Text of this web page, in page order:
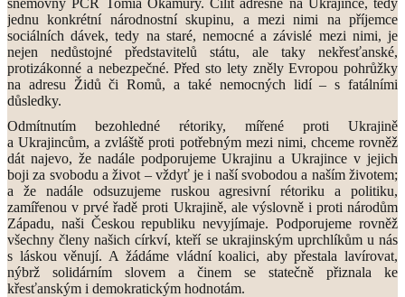
jednu konkrétní národnostní skupinu, a mezi nimi na příjemce
sociálních dávek, tedy na staré, nemocné a závislé mezi nimi, je
nejen nedůstojné představitelů státu, ale taky nekřesťanské,
protizákonné a nebezpečné. Před sto lety zněly Evropou pohrůžky
na adresu Židů či Romů, a také nemocných lidí – s fatálními
důsledky.
Odmítnutím bezohledné rétoriky, mířené proti Ukrajině
a Ukrajincům, a zvláště proti potřebným mezi nimi, chceme rovněž
dát najevo, že nadále podporujeme Ukrajinu a Ukrajince v jejich
boji za svobodu a život – vždyť je i naší svobodou a naším životem;
a že nadále odsuzujeme ruskou agresivní rétoriku a politiku,
zamířenou v prvé řadě proti Ukrajině, ale výslovně i proti národům
Západu, naši Českou republiku nevyjímaje. Podporujeme rovněž
všechny členy našich církví, kteří se ukrajinským uprchlíkům u nás
s láskou věnují. A žádáme vládní koalici, aby přestala lavírovat,
nýbrž solidárním slovem a činem se statečně přiznala ke
křesťanským i demokratickým hodnotám.